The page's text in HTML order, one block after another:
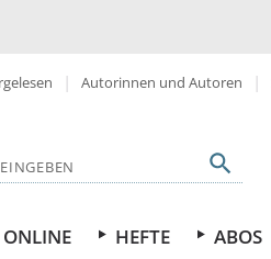
Autorinnen und Autoren
ONLINE HEFTE ABOS